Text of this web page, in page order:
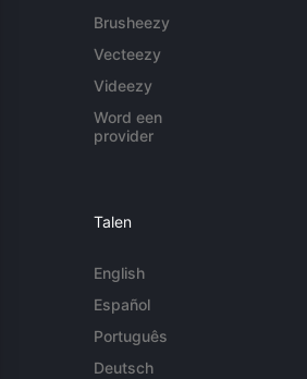
Brusheezy
Vecteezy
Videezy
Word een
provider
Talen
English
Español
Português
Deutsch